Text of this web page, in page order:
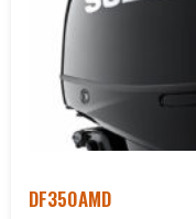
DF350AMD